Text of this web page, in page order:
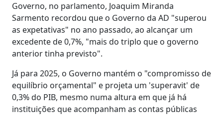
Governo, no parlamento, Joaquim Miranda
Sarmento recordou que o Governo da AD "superou
as expetativas" no ano passado, ao alcançar um
excedente de 0,7%, "mais do triplo que o governo
anterior tinha previsto".
Já para 2025, o Governo mantém o "compromisso de
equilíbrio orçamental" e projeta um 'superavit' de
0,3% do PIB, mesmo numa altura em que já há
instituições que acompanham as contas públicas